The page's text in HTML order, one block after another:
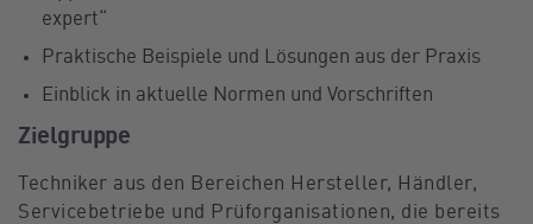
expert“
Praktische Beispiele und Lösungen aus der Praxis
Einblick in aktuelle Normen und Vorschriften
Zielgruppe
Techniker aus den Bereichen Hersteller, Händler,
Servicebetriebe und Prüforganisationen, die bereits